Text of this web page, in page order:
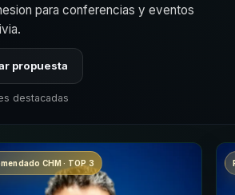
para conferencias y eventos
propuesta
destacadas
CHM · TOP 3